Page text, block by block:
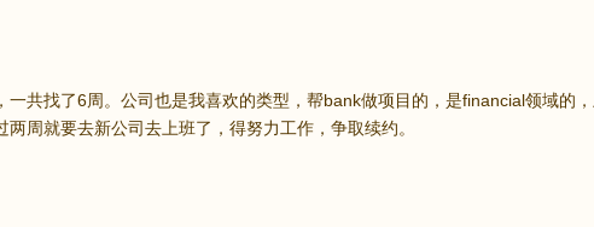
一共找了6周。公司也是我喜欢的类型，帮bank做项目的，是financial领域的
两周就要去新公司去上班了，得努力工作，争取续约。